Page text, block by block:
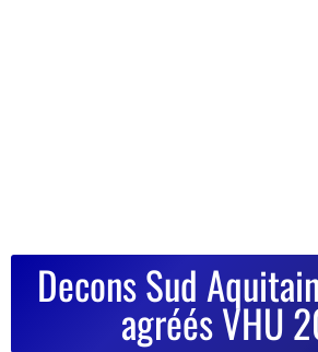
Decons Sud
agréés VHU